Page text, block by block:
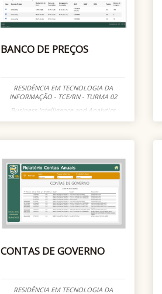
BANCO DE PREÇOS
RESIDÊNCIA EM TECNOLOGIA DA
INFORMAÇÃO - TCE/RN - TURMA 02
Business Intelligence and Analytics
CONTAS DE GOVERNO
RESIDÊNCIA EM TECNOLOGIA DA